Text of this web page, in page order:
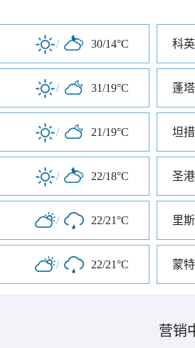
/ 30/14°C 科
/ 31/19°C 蓬
/ 21/19°C 坦
/ 22/18°C 圣港
/ 22/21°C 里
/ 22/21°C 蒙
营销